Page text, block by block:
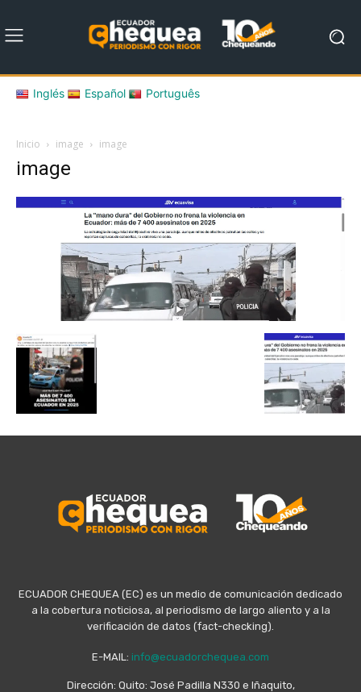
Inglés Español Português
Inicio image image
image
ECUADOR CHEQUEA (EC) es un medio de comunicación dedicado
a la cobertura noticiosa, al periodismo de largo aliento y a la
verificación de datos (fact-checking).
E-MAIL: info@ecuadorchequea.com
Dirección: Quito: José Padilla N330 e Iñaquito,